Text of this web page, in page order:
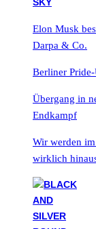
Elon Musk
Darpa & Co.
Berliner
Übergang in
Endkampf
Wir werden
wirklich